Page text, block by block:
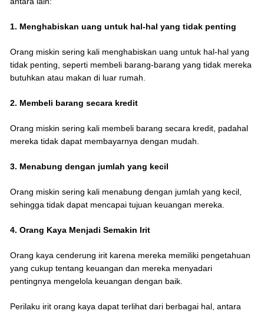
1. Menghabiskan uang untuk hal-hal yang tidak penting
Orang miskin sering kali menghabiskan uang untuk hal-hal yang
tidak penting, seperti membeli barang-barang yang tidak mereka
butuhkan atau makan di luar rumah.
2. Membeli barang secara kredit
Orang miskin sering kali membeli barang secara kredit, padahal
mereka tidak dapat membayarnya dengan mudah.
3. Menabung dengan jumlah yang kecil
Orang miskin sering kali menabung dengan jumlah yang kecil,
sehingga tidak dapat mencapai tujuan keuangan mereka.
4. Orang Kaya Menjadi Semakin Irit
Orang kaya cenderung irit karena mereka memiliki pengetahuan
yang cukup tentang keuangan dan mereka menyadari
pentingnya mengelola keuangan dengan baik.
Perilaku irit orang kaya dapat terlihat dari berbagai hal, antara